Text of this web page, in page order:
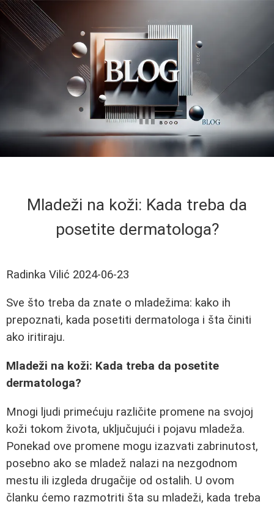
Mladeži na koži: Kada treba da
posetite dermatologa?
Radinka Vilić 2024-06-23
Sve što treba da znate o mladežima: kako ih
prepoznati, kada posetiti dermatologa i šta činiti
ako iritiraju.
Mladeži na koži: Kada treba da posetite
dermatologa?
Mnogi ljudi primećuju različite promene na svojoj
koži tokom života, uključujući i pojavu mladeža.
Ponekad ove promene mogu izazvati zabrinutost,
posebno ako se mladež nalazi na nezgodnom
mestu ili izgleda drugačije od ostalih. U ovom
članku ćemo razmotriti šta su mladeži, kada treba